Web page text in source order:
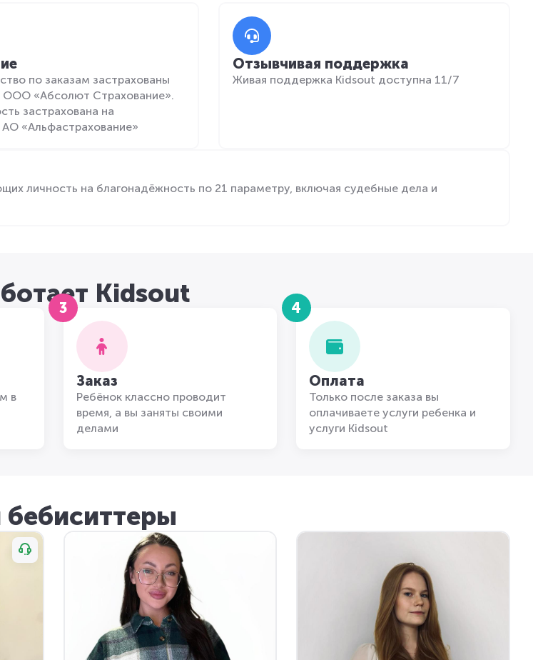
по заказам застрахованы
ООО «Абсолют Страхование».
застрахована на
АО «Альфастрахование»
Отзывчивая поддержка
Живая поддержка Kidsout доступна 11/7
личность на благонадёжность по 21 параметру, включая судебные дела и
Kidsout
в
3
Заказ
Ребёнок классно проводит
время, а вы заняты своими
делами
4
Оплата
Только после заказа вы
оплачиваете услуги ребенка и
услуги Kidsout